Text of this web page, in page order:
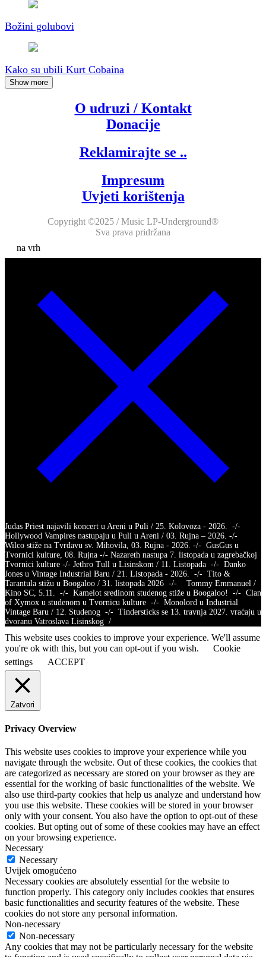
Božini golubovi
Kako su ubili Kurt Cobaina
Show more
O udruzi / Kontakt
Donacije
Reklamirajte se ..
Impresum
Uvjeti korištenja
Copyright ©2025 / Music LP-Underground®
Sva prava pridržana
na vrh
Judas Priest najavili koncert u Areni u Puli / 25. Kolovoza - 2026. -/-
Hollywood Vampires nastupaju u Puli u Areni / 03. Rujna – 2026. -/-
Wilco stiže na Tvrđavu sv. Mihovila, 03. Rujna - 2026. -/- GusGus u
Tvornici kulture, 08. Rujna -/- Nazareth nastupa 7. listopada u zagrebačkoj
Tvornici kulture -/- Jethro Tull u Lisinskom / 11. Listopada -/- Danko
Jones u Vintage Industrial Baru / 21. Listopada - 2026. -/- Tito &
Tarantula stižu u Boogaloo / 31. listopada 2026 -/- Tommy Emmanuel /
Kino SC, 5.11. -/- Kamelot sredinom studenog stiže u Boogaloo! -/- Clan
of Xymox u studenom u Tvornicu kulture -/- Monolord u Industrial
Vintage Baru / 12. Studenog -/- Tindersticks se 13. travnja 2027. vraćaju u
dvoranu Vatroslava Lisinskog /
This website uses cookies to improve your experience. We'll assume
you're ok with this, but you can opt-out if you wish.
Cookie
settings
ACCEPT
Zatvori
Privacy Overview
This website uses cookies to improve your experience while you
navigate through the website. Out of these cookies, the cookies that
are categorized as necessary are stored on your browser as they are
essential for the working of basic functionalities of the website. We
also use third-party cookies that help us analyze and understand how
you use this website. These cookies will be stored in your browser
only with your consent. You also have the option to opt-out of these
cookies. But opting out of some of these cookies may have an effect
on your browsing experience.
Necessary
Necessary
Uvijek omogućeno
Necessary cookies are absolutely essential for the website to
function properly. This category only includes cookies that ensures
basic functionalities and security features of the website. These
cookies do not store any personal information.
Non-necessary
Non-necessary
Any cookies that may not be particularly necessary for the website